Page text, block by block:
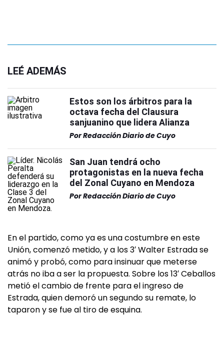
LEÉ ADEMÁS
Estos son los árbitros para la
octava fecha del Clausura
sanjuanino que lidera Alianza
PorRedacción Diario de Cuyo
San Juan tendrá ocho
protagonistas en la nueva fecha
del Zonal Cuyano en Mendoza
PorRedacción Diario de Cuyo
En el partido, como ya es una costumbre en este
Unión, comenzó metido, y a los 3′ Walter Estrada se
animó y probó, como para insinuar que meterse
atrás no iba a ser la propuesta. Sobre los 13′ Ceballos
metió el cambio de frente para el ingreso de
Estrada, quien demoró un segundo su remate, lo
taparon y se fue al tiro de esquina.